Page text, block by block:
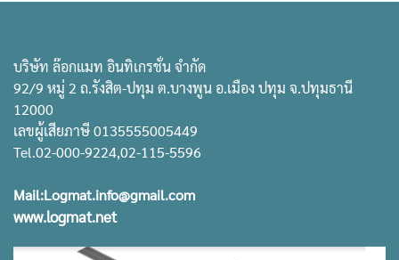
บริษัท ล๊อกแมท อินทิเกรชั่น จำกัด
92/9 หมู่ 2 ถ.รังสิต-ปทุม ต.บางพูน อ.เมือง ปทุม จ.ปทุมธานี
12000
เลขผู้เสียภาษี 0135555005449
Tel.02-000-9224,02-115-5596
Mail:Logmat.info@gmail.com
www.logmat.net